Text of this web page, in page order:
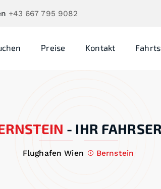
+43 667 795 9082
Preise Kontakt
- IHR
Flughafen Wien Bernstein